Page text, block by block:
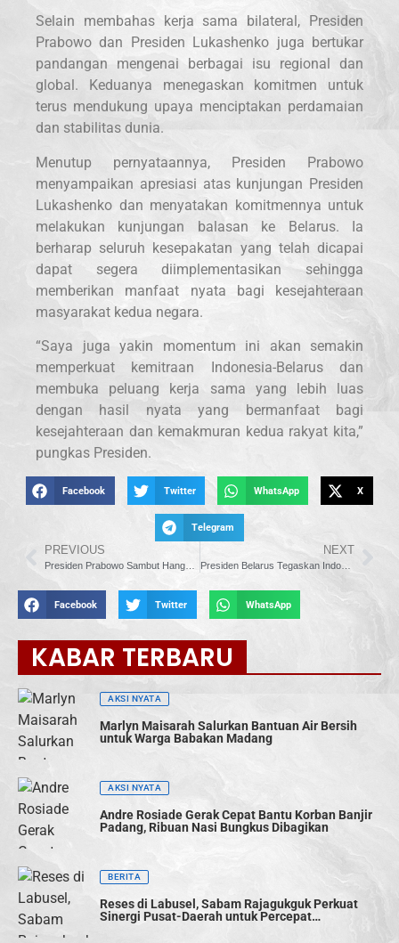
Selain membahas kerja sama bilateral, Presiden
Prabowo dan Presiden Lukashenko juga bertukar
pandangan mengenai berbagai isu regional dan
global. Keduanya menegaskan komitmen untuk
terus mendukung upaya menciptakan perdamaian
dan stabilitas dunia.
Menutup pernyataannya, Presiden Prabowo
menyampaikan apresiasi atas kunjungan Presiden
Lukashenko dan menyatakan komitmennya untuk
melakukan kunjungan balasan ke Belarus. Ia
berharap seluruh kesepakatan yang telah dicapai
dapat segera diimplementasikan sehingga
memberikan manfaat nyata bagi kesejahteraan
masyarakat kedua negara.
“Saya juga yakin momentum ini akan semakin
memperkuat kemitraan Indonesia-Belarus dan
membuka peluang kerja sama yang lebih luas
dengan hasil nyata yang bermanfaat bagi
kesejahteraan dan kemakmuran kedua rakyat kita,”
pungkas Presiden.
Facebook Twitter WhatsApp X
Telegram
PREVIOUS
Presiden Prabowo Sambut Hangat Presiden Belarus Aleksandr Lukashenko di Istana Merdeka
NEXT
Presiden Belarus Tegaskan Indonesia Mitra Kunci di Asia Tenggara
Facebook Twitter WhatsApp
KABAR TERBARU
AKSI NYATA
Marlyn Maisarah Salurkan Bantuan Air Bersih
untuk Warga Babakan Madang
AKSI NYATA
Andre Rosiade Gerak Cepat Bantu Korban Banjir
Padang, Ribuan Nasi Bungkus Dibagikan
BERITA
Reses di Labusel, Sabam Rajagukguk Perkuat
Sinergi Pusat-Daerah untuk Percepat